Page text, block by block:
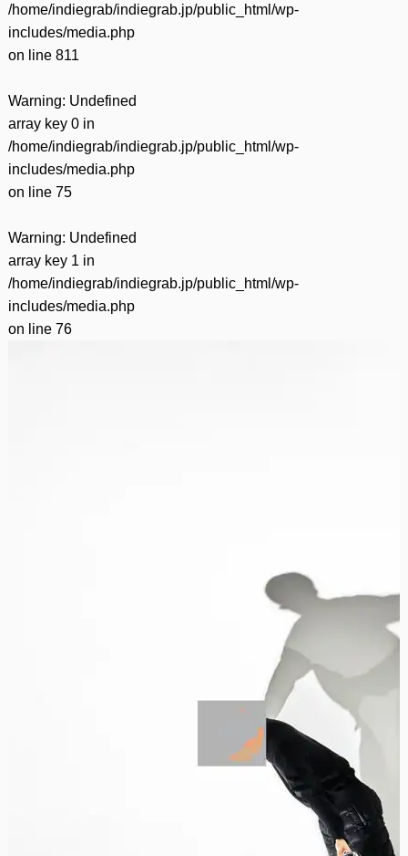
/home/indiegrab/indiegrab.jp/public_html/wp-
includes/media.php
on line 811
Warning: Undefined
array key 0 in
/home/indiegrab/indiegrab.jp/public_html/wp-
includes/media.php
on line 75
Warning: Undefined
array key 1 in
/home/indiegrab/indiegrab.jp/public_html/wp-
includes/media.php
on line 76